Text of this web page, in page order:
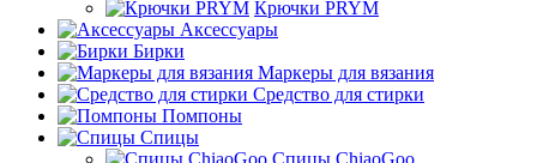
Крючки PRYM
Аксессуары
Бирки
Маркеры для вязания
Средство для стирки
Помпоны
Спицы